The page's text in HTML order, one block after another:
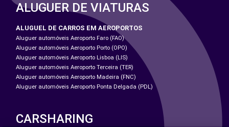
ALUGUER DE VIATURAS
ALUGUEL DE CARROS EM AEROPORTOS
Aluguer automóveis Aeroporto Faro (FAO)
Aluguer automóveis Aeroporto Porto (OPO)
Aluguer automóveis Aeroporto Lisboa (LIS)
Aluguer automóveis Aeroporto Terceira (TER)
Aluguer automóveis Aeroporto Madeira (FNC)
Aluguer automóveis Aeroporto Ponta Delgada (PDL)
CARSHARING